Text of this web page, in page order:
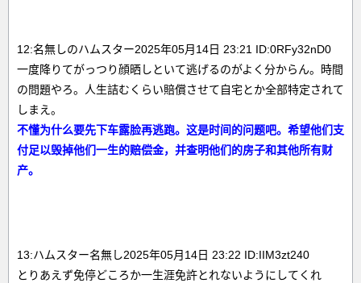
12:名無しのハムスター2025年05月14日 23:21 ID:0RFy32nD0
一度降りてがっつり顔晒しといて逃げるのがよく分からん。時間
の問題やろ。人生詰むくらい賠償させて自宅とか全部特定されて
しまえ。
不懂为什么要先下车露脸再逃跑。这是时间的问题吧。希望他们支
付足以毁掉他们一生的赔偿金，并查明他们的房子和其他所有财
产。
13:ハムスター名無し2025年05月14日 23:22 ID:IIM3zt240
とりあえず免停どころか一生涯免許とれないようにしてくれ